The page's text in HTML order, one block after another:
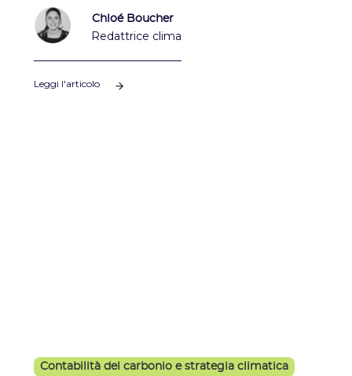
Chloé Boucher
Redattrice clima
Leggi l'articolo
Contabilità del carbonio e strategia climatica